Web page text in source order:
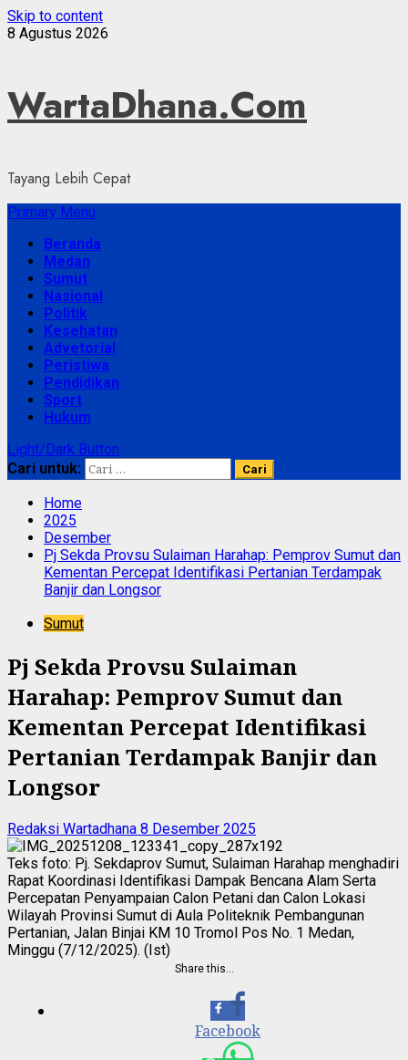
Skip to content
8 Agustus 2026
WartaDhana.Com
Tayang Lebih Cepat
Primary Menu
Beranda
Medan
Sumut
Nasional
Politik
Kesehatan
Advetorial
Peristiwa
Pendidikan
Sport
Hukum
Light/Dark Button
Cari untuk:
Home
2025
Desember
Pj Sekda Provsu Sulaiman Harahap: Pemprov Sumut dan
Kementan Percepat Identifikasi Pertanian Terdampak
Banjir dan Longsor
Sumut
Pj Sekda Provsu Sulaiman
Harahap: Pemprov Sumut dan
Kementan Percepat Identifikasi
Pertanian Terdampak Banjir dan
Longsor
Redaksi Wartadhana 8 Desember 2025
Teks foto: Pj. Sekdaprov Sumut, Sulaiman Harahap menghadiri
Rapat Koordinasi Identifikasi Dampak Bencana Alam Serta
Percepatan Penyampaian Calon Petani dan Calon Lokasi
Wilayah Provinsi Sumut di Aula Politeknik Pembangunan
Pertanian, Jalan Binjai KM 10 Tromol Pos No. 1 Medan,
Minggu (7/12/2025). (Ist)
Share this…
Facebook